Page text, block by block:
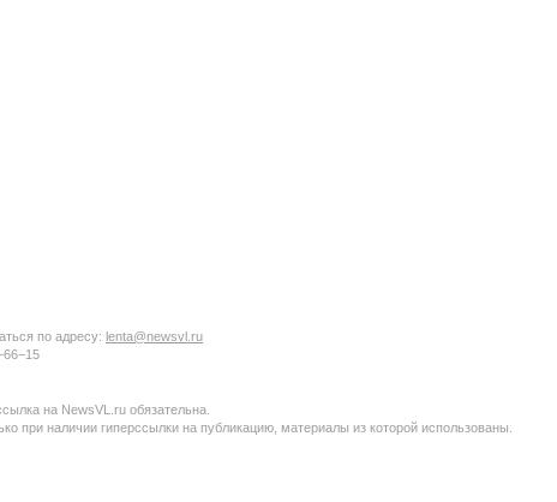
по адресу: lenta@newsvl.ru
на NewsVL.ru обязательна.
при наличии гиперссылки на публикацию, материалы из которой использованы.